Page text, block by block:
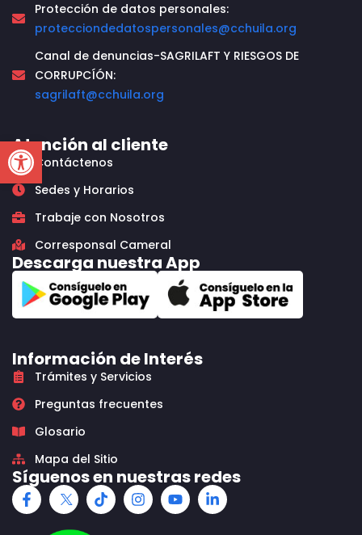
Open toolbar
Protección de datos personales:
protecciondedatospersonales@cchuila.org
Canal de denuncias-SAGRILAFT Y RIESGOS DE
CORRUPCÍÓN:
sagrilaft@cchuila.org
Atención al cliente
Contáctenos
Sedes y Horarios
Trabaje con Nosotros
Corresponsal Cameral
Descarga nuestra App
Información de Interés
Trámites y Servicios
Preguntas frecuentes
Glosario
Mapa del Sitio
Síguenos en nuestras redes